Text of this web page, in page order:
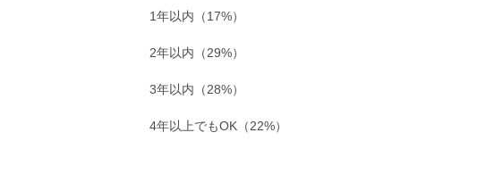
1年以内（17%）
2年以内（29%）
3年以内（28%）
4年以上でもOK（22%）